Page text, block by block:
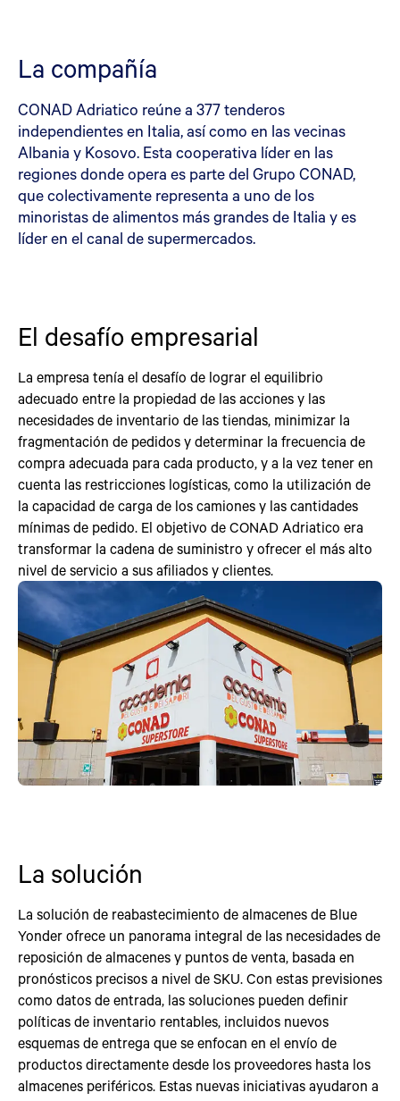
La compañía
CONAD Adriatico reúne a 377 tenderos
independientes en Italia, así como en las vecinas
Albania y Kosovo. Esta cooperativa líder en las
regiones donde opera es parte del Grupo CONAD,
que colectivamente representa a uno de los
minoristas de alimentos más grandes de Italia y es
líder en el canal de supermercados.
El desafío empresarial
La empresa tenía el desafío de lograr el equilibrio
adecuado entre la propiedad de las acciones y las
necesidades de inventario de las tiendas, minimizar la
fragmentación de pedidos y determinar la frecuencia de
compra adecuada para cada producto, y a la vez tener en
cuenta las restricciones logísticas, como la utilización de
la capacidad de carga de los camiones y las cantidades
mínimas de pedido. El objetivo de CONAD Adriatico era
transformar la cadena de suministro y ofrecer el más alto
nivel de servicio a sus afiliados y clientes.
La solución
La solución de reabastecimiento de almacenes de Blue
Yonder ofrece un panorama integral de las necesidades de
reposición de almacenes y puntos de venta, basada en
pronósticos precisos a nivel de SKU. Con estas previsiones
como datos de entrada, las soluciones pueden definir
políticas de inventario rentables, incluidos nuevos
esquemas de entrega que se enfocan en el envío de
productos directamente desde los proveedores hasta los
almacenes periféricos. Estas nuevas iniciativas ayudaron a